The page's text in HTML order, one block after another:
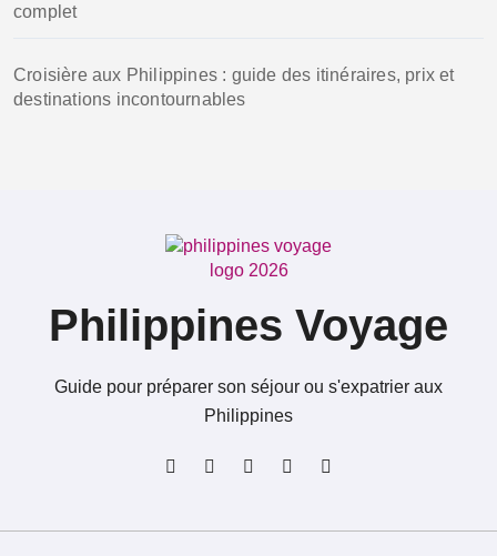
complet
Croisière aux Philippines : guide des itinéraires, prix et
destinations incontournables
Philippines Voyage
Guide pour préparer son séjour ou s'expatrier aux
Philippines